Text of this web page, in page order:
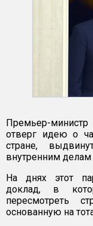
Премьер-
отверг идею о
стране,
внутренним
На днях этот
доклад, в
пересмотреть
основанную на